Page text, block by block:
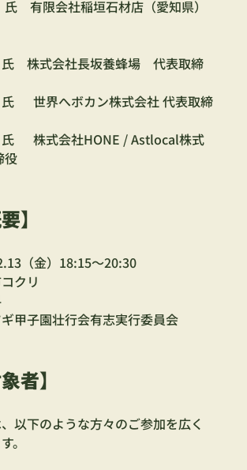
氏　有限会社稲垣石材店（愛知県）
氏　株式会社長坂養蜂場　代表取締
氏　  世界へボカン株式会社 代表取締
氏　  株式会社HONE / Astlocal株式
役
】
（金）18:15〜20:30
クリ
甲子園壮行会有志実行委員会
者】
以下のような方々のご参加を広く
。